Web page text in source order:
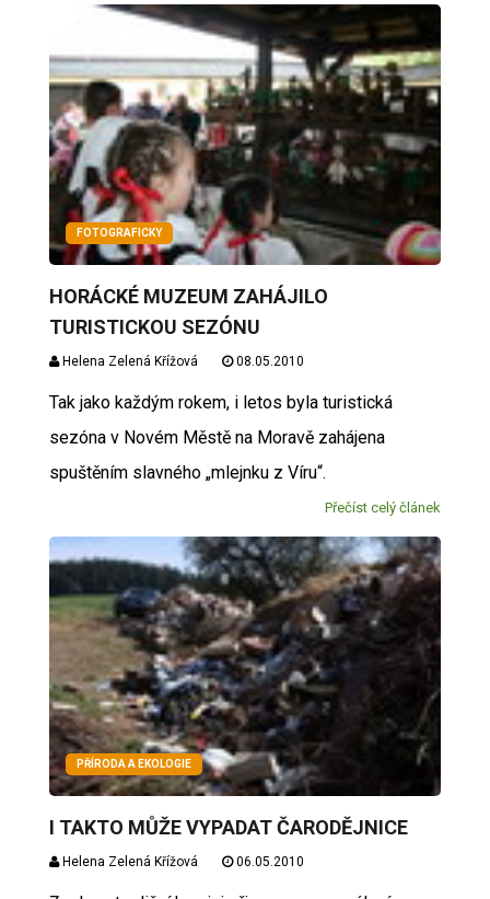
FOTOGRAFICKY
HORÁCKÉ MUZEUM ZAHÁJILO
TURISTICKOU SEZÓNU
Helena Zelená Křížová 08.05.2010
Tak jako každým rokem, i letos byla turistická
sezóna v Novém Městě na Moravě zahájena
spuštěním slavného „mlejnku z Víru“.
Přečíst celý článek
PŘÍRODA A EKOLOGIE
I TAKTO MŮŽE VYPADAT ČARODĚJNICE
Helena Zelená Křížová 06.05.2010